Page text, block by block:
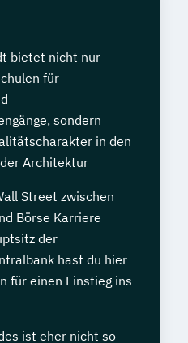
bietet nicht nur
für
sondern
in den
Architektur
Street zwischen
Börse Karriere
der
hast du hier
für einen Einstieg ins
ist eher nicht so